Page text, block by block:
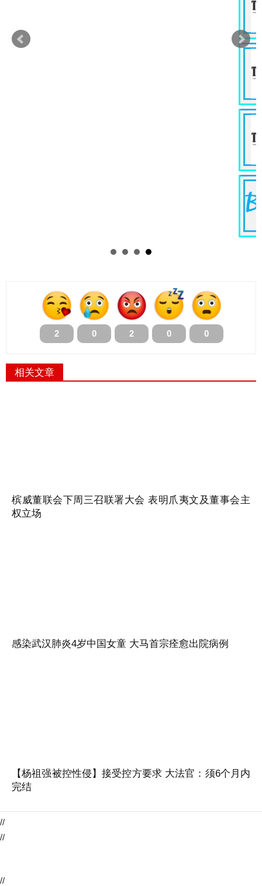
2 0 2 0 0
相关文章
槟威董联会下周三召联署大会 表明爪夷文及董事会主
权立场
感染武汉肺炎4岁中国女童 大马首宗痊愈出院病例
【杨祖强被控性侵】接受控方要求 大法官：须6个月内
完结
//
//
//